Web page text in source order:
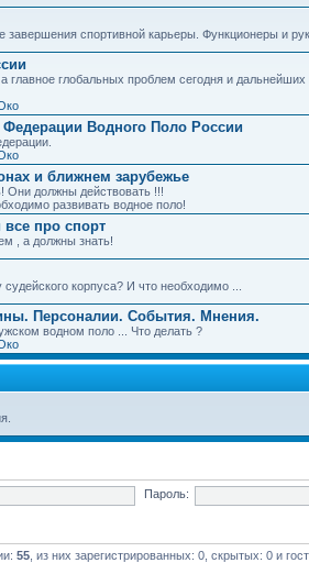
завершения спортивной карьеры. Функционеры и
главное глобальных проблем сегодня и дальнейших
Водного Поло России
и ближнем зарубежье
Они должны действовать !!!
развивать водное поло!
про спорт
, а должны знать!
корпуса? И что необходимо ...
Персоналии. События. Мнения.
водном поло ... Что делать ?
Пароль:
55 , из них зарегистрированных: 0, скрытых: 0 и